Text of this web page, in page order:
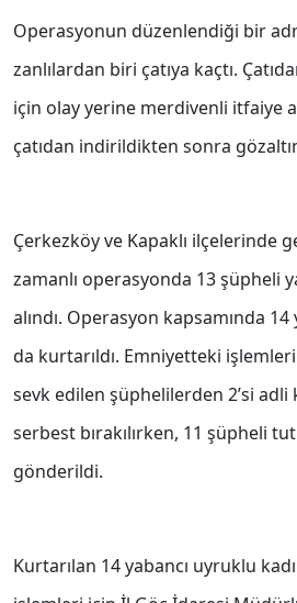
Operasyonun düzenlendiği bir
zanlılardan biri çatıya kaçtı.
için olay yerine merdivenli itfaiye
çatıdan indirildikten sonra
Çerkezköy ve Kapaklı ilçelerinde
zamanlı operasyonda 13 şüpheli
alındı. Operasyon kapsamında
da kurtarıldı. Emniyetteki
sevk edilen şüphelilerden 2’si adli
serbest bırakılırken, 11 şüpheli
gönderildi.
Kurtarılan 14 yabancı uyruklu